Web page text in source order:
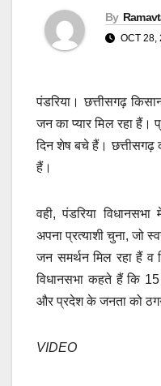
By
OCT 28,
पंडरिया। छत्तीसगढ़
जन का प्यार मिल रहा हैं।
दिन शेष बचे हैं। छत्तीसगढ़
हैं।
वही, पंडरिया
अपना प्रत्याशी चुना, जो
जन समर्थन मिल रहा हैं व
विधानसभा कहते हैं कि
और प्रदेश के जनता को
VIDEO